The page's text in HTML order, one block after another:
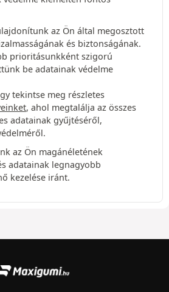
az Ön által megosztott
és biztonságának.
prioritásunkként szigorú
be adatainak védelme
tekintse meg részletes
, ahol megtalálja az összes
adatainak gyűjtéséről,
az Ön magánéletének
adatainak legnagyobb
kezelése iránt.